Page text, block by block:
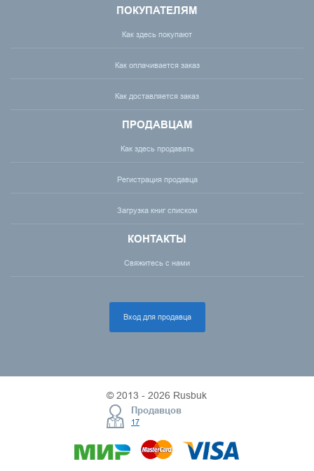
ПОКУПАТЕЛЯМ
Как здесь покупают
Как оплачивается заказ
Как доставляется заказ
ПРОДАВЦАМ
Как здесь продавать
Регистрация продавца
Загрузка книг списком
КОНТАКТЫ
Свяжитесь с нами
Вход для продавца
© 2013 - 2026 Rusbuk
Продавцов
17